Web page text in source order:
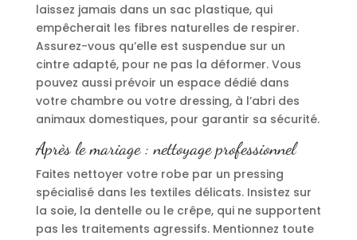
laissez jamais dans un sac plastique, qui
empêcherait les fibres naturelles de respirer.
Assurez-vous qu’elle est suspendue sur un
cintre adapté, pour ne pas la déformer. Vous
pouvez aussi prévoir un espace dédié dans
votre chambre ou votre dressing, à l’abri des
animaux domestiques, pour garantir sa sécurité.
Après le mariage : nettoyage professionnel
Faites nettoyer votre robe par un pressing
spécialisé dans les textiles délicats. Insistez sur
la soie, la dentelle ou le crêpe, qui ne supportent
pas les traitements agressifs. Mentionnez toute